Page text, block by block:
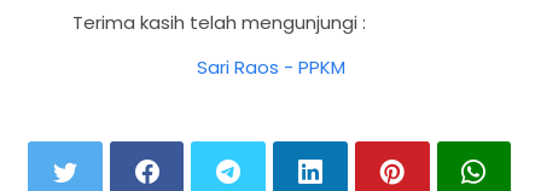
Terima kasih telah mengunjungi :
Sari Raos - PPKM